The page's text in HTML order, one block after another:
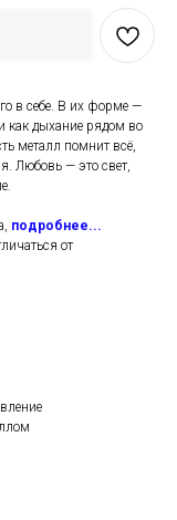
в себе. В их форме —
как дыхание рядом во
металл помнит всё,
Любовь — это свет,
подробнее...
от